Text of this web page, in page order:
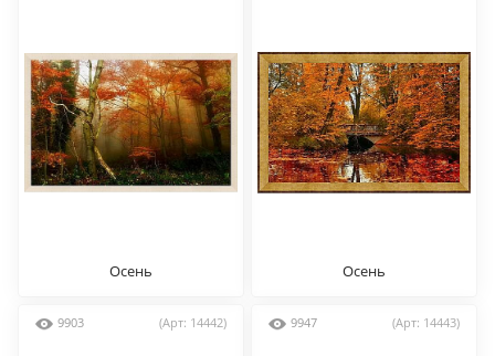
Осень Осень
9903 (Арт: 14442) 9947 (Арт: 14443)